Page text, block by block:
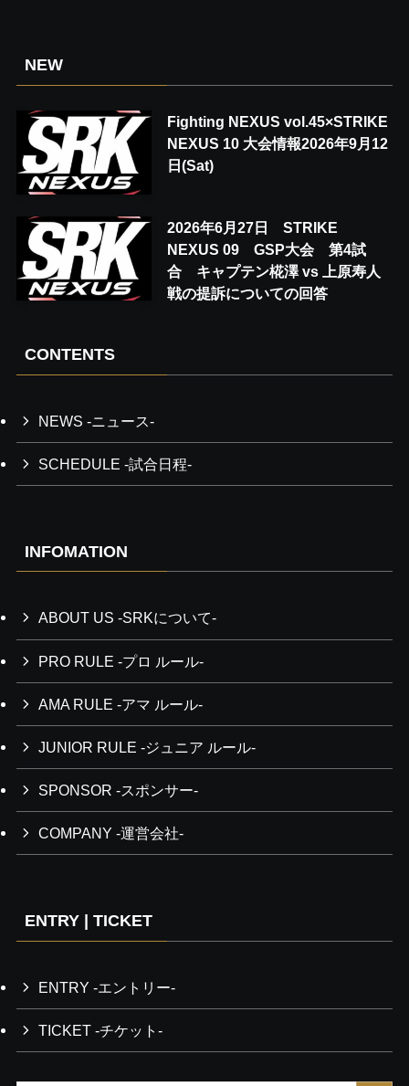
NEW
Fighting NEXUS vol.45×STRIKE
NEXUS 10 大会情報2026年9月12
日(Sat)
2026年6月27日 STRIKE
NEXUS 09 GSP大会 第4試
合 キャプテン椛澤 vs 上原寿人
戦の提訴についての回答
CONTENTS
NEWS -ニュース-
SCHEDULE -試合日程-
INFOMATION
ABOUT US -SRKについて-
PRO RULE -プロ ルール-
AMA RULE -アマ ルール-
JUNIOR RULE -ジュニア ルール-
SPONSOR -スポンサー-
COMPANY -運営会社-
ENTRY | TICKET
ENTRY -エントリー-
TICKET -チケット-